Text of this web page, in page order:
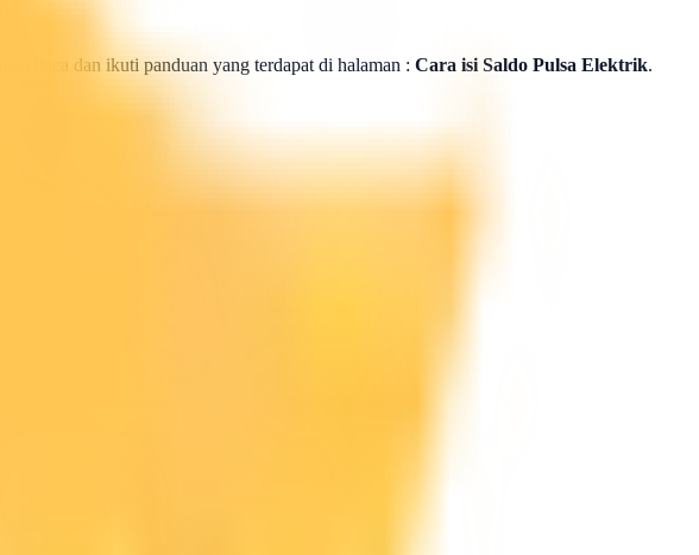
baca dan ikuti panduan yang terdapat di halaman : Cara isi Saldo Pulsa Elektrik.